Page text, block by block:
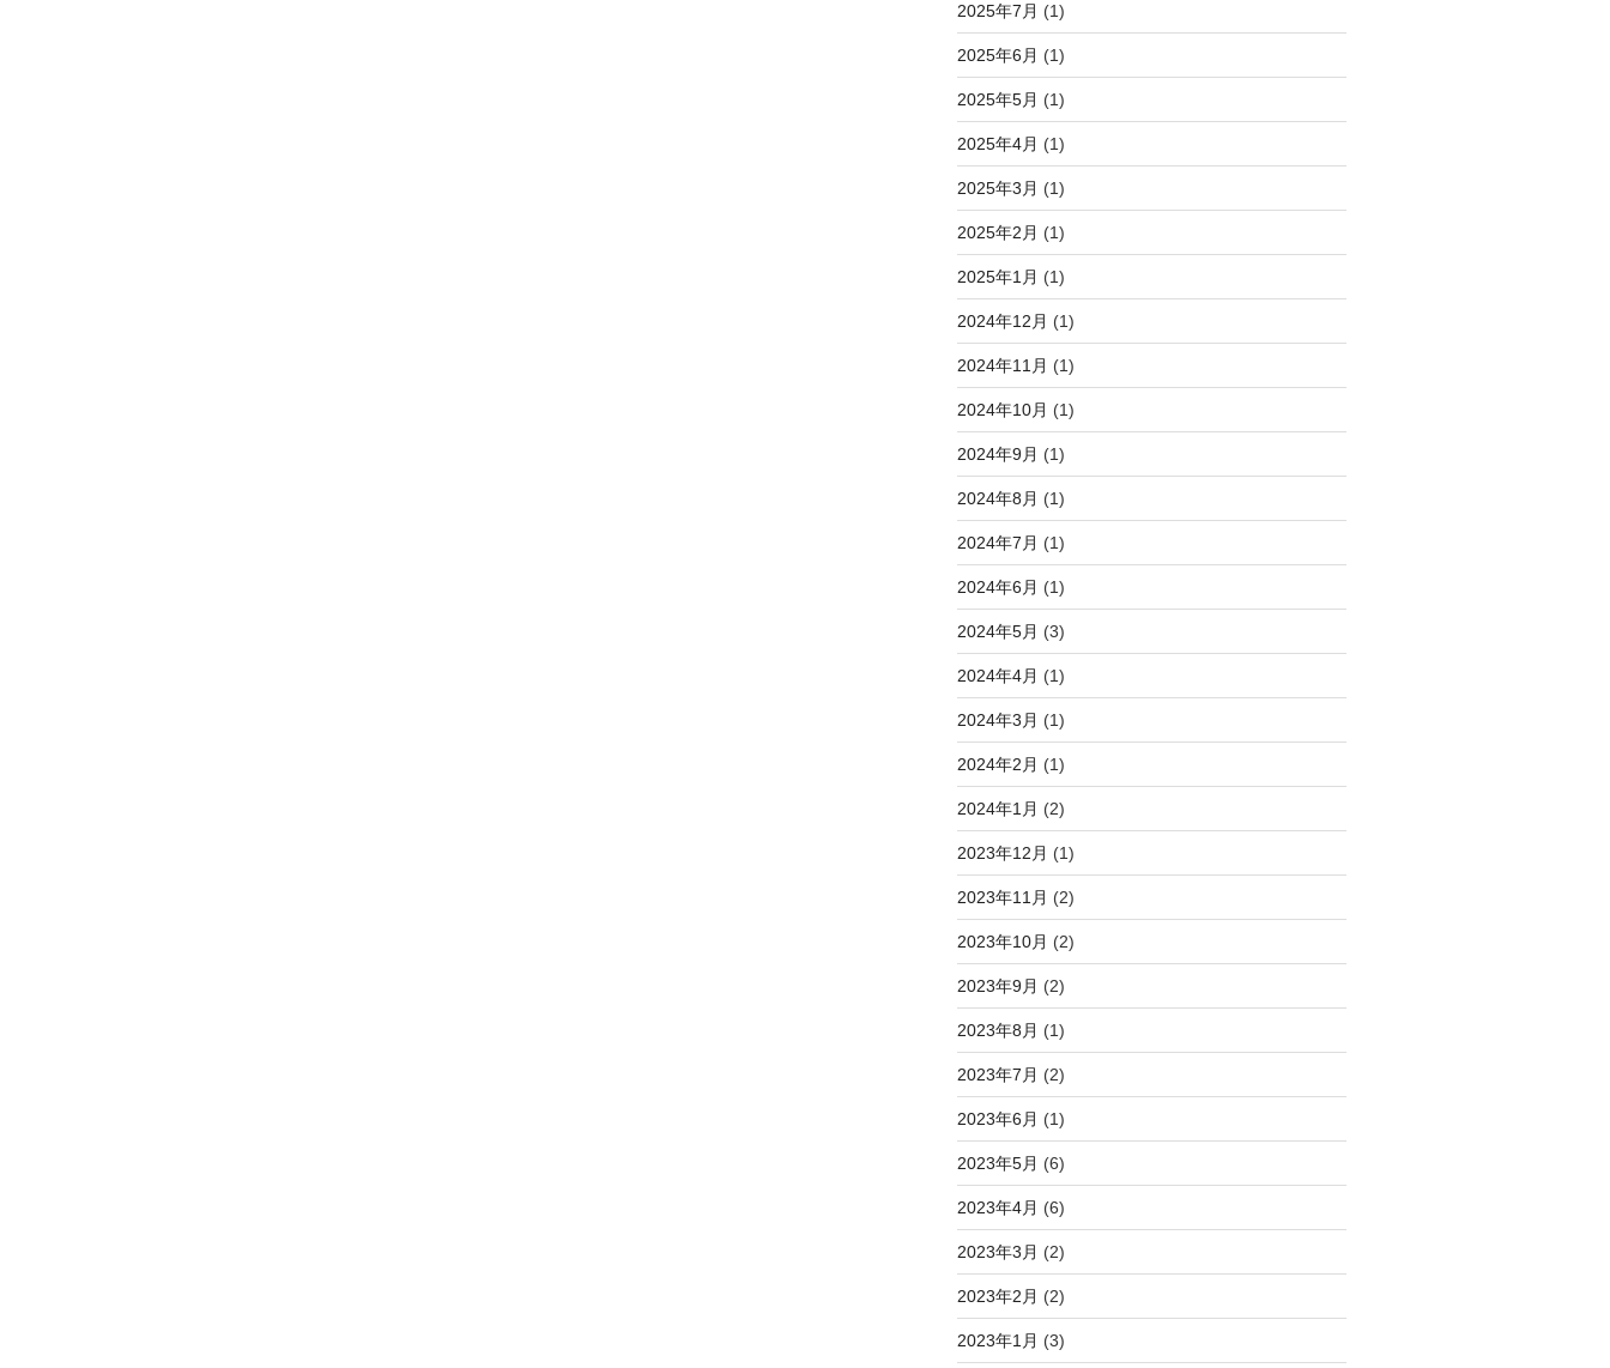
2025年7月 (1)
2025年6月 (1)
2025年5月 (1)
2025年4月 (1)
2025年3月 (1)
2025年2月 (1)
2025年1月 (1)
2024年12月 (1)
2024年11月 (1)
2024年10月 (1)
2024年9月 (1)
2024年8月 (1)
2024年7月 (1)
2024年6月 (1)
2024年5月 (3)
2024年4月 (1)
2024年3月 (1)
2024年2月 (1)
2024年1月 (2)
2023年12月 (1)
2023年11月 (2)
2023年10月 (2)
2023年9月 (2)
2023年8月 (1)
2023年7月 (2)
2023年6月 (1)
2023年5月 (6)
2023年4月 (6)
2023年3月 (2)
2023年2月 (2)
2023年1月 (3)